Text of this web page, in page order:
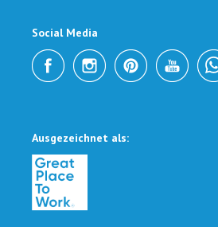
Social Media
Ausgezeichnet als: